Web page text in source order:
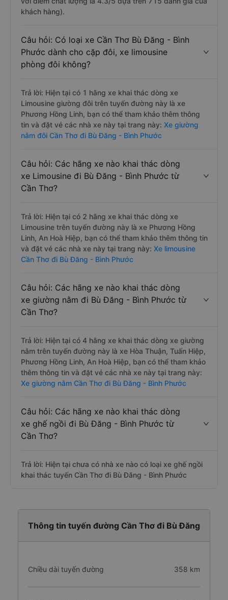
khách hàng).
Câu hỏi: Có loại xe Cần Thơ Bù Đăng - Bình
Phước dành cho cặp đôi, xe limousine
phòng đôi không?
Trả lời: Hiện tại có 1 hãng xe khai thác dòng xe
Limousine giường đôi trên tuyến đường này là xe
Phương Hồng Linh, bạn có thể tham khảo thêm thông
tin và đặt vé các nhà xe này tại trang này: Xe giường
nằm đôi Cần Thơ đi Bù Đăng - Bình Phước
Câu hỏi: Các hãng xe nào khai thác dòng
xe Limousine đi Bù Đăng - Bình Phước từ
Cần Thơ?
Trả lời: Hiện tại có 2 hãng xe khai thác dòng xe
Limousine trên tuyến đường này là xe Phương Hồng
Linh, An Hoà Hiệp, bạn có thể tham khảo thêm thông tin
và đặt vé các nhà xe này tại trang này: Xe limousine
Cần Thơ đi Bù Đăng - Bình Phước
Câu hỏi: Các hãng xe nào khai thác dòng
xe giường nằm đi Bù Đăng - Bình Phước từ
Cần Thơ?
Trả lời: Hiện tại có 4 hãng xe khai thác dòng xe giường
nằm trên tuyến đường này là xe Hòa Thuận, Tuấn Hiệp,
Phương Hồng Linh, An Hoà Hiệp, bạn có thể tham khảo
thêm thông tin và đặt vé các nhà xe này tại trang này:
Xe giường nằm Cần Thơ đi Bù Đăng - Bình Phước
Câu hỏi: Các hãng xe nào khai thác dòng
xe ghế ngồi đi Bù Đăng - Bình Phước từ
Cần Thơ?
Trả lời: Hiện tại chưa có nhà xe nào có loại xe ghế ngồi
khai thác tuyến Cần Thơ đi Bù Đăng - Bình Phước
Thông tin tuyến đường Cần Thơ đi Bù Đăng
Chiều dài tuyến đường 358 km